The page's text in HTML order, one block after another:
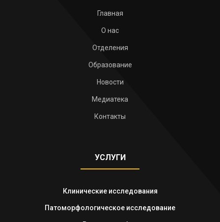
Главная
О нас
Отделения
Образование
Новости
Медиатека
Контакты
УСЛУГИ
Клинические исследования
Патоморфологическое исследование